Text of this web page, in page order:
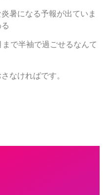
暑になる予報が出ていま
で半袖で過ごせるなんて
なければです。